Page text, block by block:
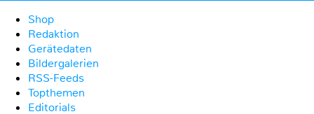
Shop
Redaktion
Gerätedaten
Bildergalerien
RSS-Feeds
Topthemen
Editorials